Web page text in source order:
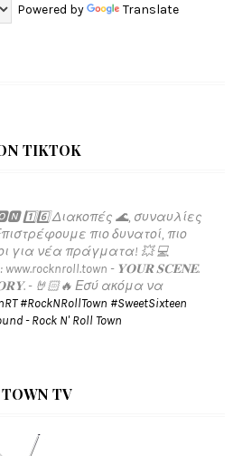
Powered by Translate
TIKTOK
Διακοπές 🌊, συναυλίες
πιο δυνατοί, πιο
για νέα πράγματα! 💥 💻
- 𝐘𝐎𝐔𝐑 𝐒𝐂𝐄𝐍𝐄.
- 🤘🏻🔥 Εσύ ακόμα να
#RockNRollTown #SweetSixteen
- Rock N' Roll Town
TV